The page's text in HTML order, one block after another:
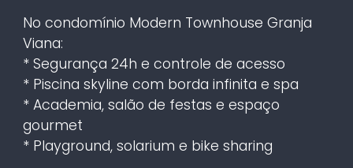
No condomínio Modern Townhouse Granja
Viana:
* Segurança 24h e controle de acesso
* Piscina skyline com borda infinita e spa
* Academia, salão de festas e espaço
gourmet
* Playground, solarium e bike sharing